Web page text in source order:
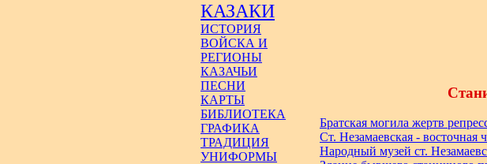
КАЗАКИ
ИСТОРИЯ
ВОЙСКА И
РЕГИОНЫ
КАЗАЧЬИ
ПЕСНИ
КАРТЫ
БИБЛИОТЕКА
ГРАФИКА
ТРАДИЦИЯ
УНИФОРМЫ
Братская могила жертв
Ст. Незамаевская - восточная
Народный музей ст.